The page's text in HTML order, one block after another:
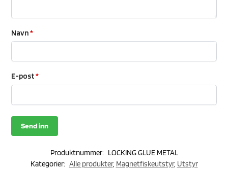
Navn*
E-post*
Produktnummer: LOCKING GLUE METAL
Kategorier: Alle produkter, Magnetfiskeutstyr, Utstyr